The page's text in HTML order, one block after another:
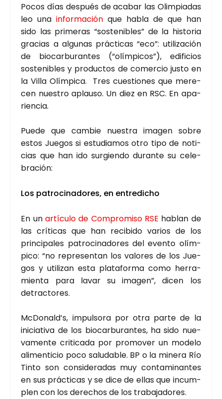
Pocos días des­pués de aca­bar las Olim­pia­das
leo unainfor­ma­ción que habla de que han
sido las pri­me­ras “sos­te­ni­bles” de la his­to­ria
gra­cias a algu­nas prác­ti­cas “eco”: uti­li­za­ción
de bio­car­bu­ran­tes (“olím­pi­cos”), edi­fi­cios
sos­te­ni­bles y pro­duc­tos de comer­cio jus­to en
la Villa Olím­pi­ca. Tres cues­tio­nes que mere­
cen nues­tro aplau­so. Un diez en RSC. En apa­
rien­cia.
Pue­de que cam­bie nues­tra ima­gen sobre
estos Jue­gos si estu­dia­mos otro tipo de noti­
cias que han ido sur­gien­do duran­te su cele­
bra­ción:
Los patro­ci­na­do­res, en entre­di­cho
En unartícu­lo de Com­pro­mi­so RSE hablan de
las crí­ti­cas que han reci­bi­do varios de los
prin­ci­pa­les patro­ci­na­do­res del even­to olím­
pi­co: “no repre­sen­tan los valo­res de los Jue­
gos y uti­li­zan esta pla­ta­for­ma como herra­
mien­ta para lavar su ima­gen”, dicen los
detrac­to­res.
McDonald’s, impul­so­ra por otra par­te de la
ini­cia­ti­va de los bio­car­bu­ran­tes, ha sido nue­
va­men­te cri­ti­ca­da por pro­mo­ver un mode­lo
ali­men­ti­cio poco salu­da­ble. BP o la mine­ra Río
Tin­to son con­si­de­ra­das muy con­ta­mi­nan­tes
en sus prác­ti­cas y se dice de ellas que incum­
plen con los dere­chos de los tra­ba­ja­do­res.